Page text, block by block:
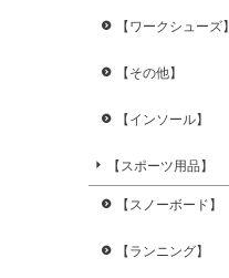
【ワークシューズ】
【その他】
【インソール】
【スポーツ用品】
【スノーボード】
【ランニング】